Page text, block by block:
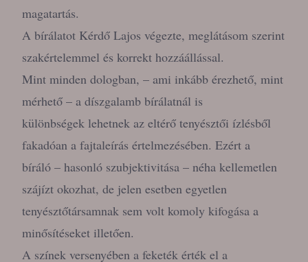
magatartás.
A bírálatot Kérdő Lajos végezte, meglátásom szerint
szakértelemmel és korrekt hozzáállással.
Mint minden dologban, – ami inkább érezhető, mint
mérhető – a díszgalamb bírálatnál is
különbségek lehetnek az eltérő tenyésztői ízlésből
fakadóan a fajtaleírás értelmezésében. Ezért a
bíráló – hasonló szubjektivitása – néha kellemetlen
szájízt okozhat, de jelen esetben egyetlen
tenyésztőtársamnak sem volt komoly kifogása a
minősítéseket illetően.
A színek versenyében a feketék érték el a